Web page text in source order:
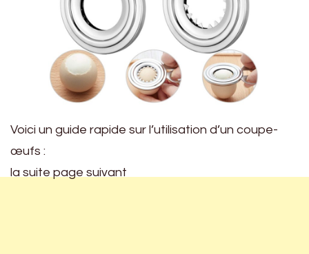
Voici un guide rapide sur l’utilisation d’un coupe-
œufs :
la suite page suivant